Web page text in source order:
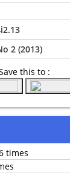
2 (2013)
this to :
times